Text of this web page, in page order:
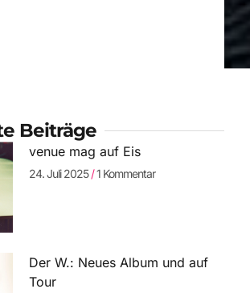
Beiträge
venue mag auf Eis
24. Juli 2025 1 Kommentar
Der W.: Neues Album und auf
Tour